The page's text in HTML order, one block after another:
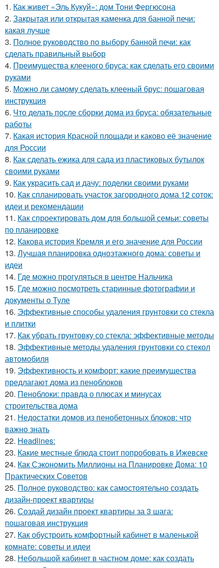
1. Как живет «Эль Кукуй»: дом Тони Фергюсона
2. Закрытая или открытая каменка для банной печи:
какая лучше
3. Полное руководство по выбору банной печи: как
сделать правильный выбор
4. Преимущества клееного бруса: как сделать его своими
руками
5. Можно ли самому сделать клееный брус: пошаговая
инструкция
6. Что делать после сборки дома из бруса: обязательные
работы
7. Какая история Красной площади и каково её значение
для России
8. Как сделать ежика для сада из пластиковых бутылок
своими руками
9. Как украсить сад и дачу: поделки своими руками
10. Как спланировать участок загородного дома 12 соток:
идеи и рекомендации
11. Как спроектировать дом для большой семьи: советы
по планировке
12. Какова история Кремля и его значение для России
13. Лучшая планировка одноэтажного дома: советы и
идеи
14. Где можно прогуляться в центре Нальчика
15. Где можно посмотреть старинные фотографии и
документы о Туле
16. Эффективные способы удаления грунтовки со стекла
и плитки
17. Как убрать грунтовку со стекла: эффективные методы
18. Эффективные методы удаления грунтовки со стекол
автомобиля
19. Эффективность и комфорт: какие преимущества
предлагают дома из пеноблоков
20. Пеноблоки: правда о плюсах и минусах
строительства дома
21. Недостатки домов из пенобетонных блоков: что
важно знать
22. Headlines:
23. Какие местные блюда стоит попробовать в Ижевске
24. Как Сэкономить Миллионы на Планировке Дома: 10
Практических Советов
25. Полное руководство: как самостоятельно создать
дизайн-проект квартиры
26. Создай дизайн проект квартиры за 3 шага:
пошаговая инструкция
27. Как обустроить комфортный кабинет в маленькой
комнате: советы и идеи
28. Небольшой кабинет в частном доме: как создать